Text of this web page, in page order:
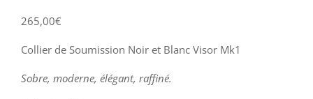
265,00€
Collier de Soumission Noir et Blanc Visor Mk1
Sobre, moderne, élégant, raffiné.